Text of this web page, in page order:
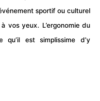
sportif ou culturel
vos yeux. L’ergonomie du
est simplissime d’y